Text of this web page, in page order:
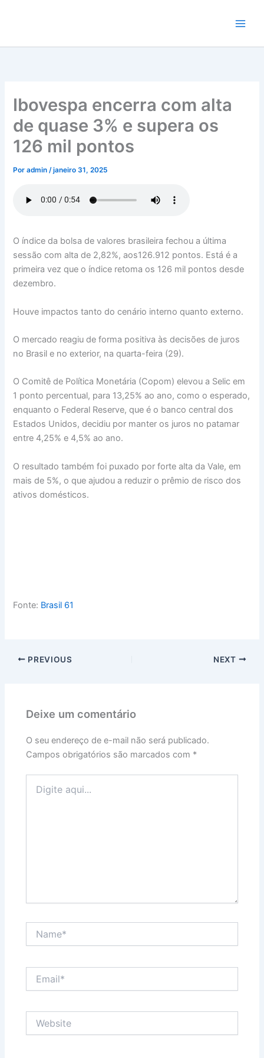
conteúdo
Ibovespa encerra com alta
de quase 3% e supera os
126 mil pontos
Poradmin/janeiro 31, 2025
O índice da bolsa de valores brasileira fechou a última
sessão com alta de 2,82%, aos126.912 pontos. Está é a
primeira vez que o índice retoma os 126 mil pontos desde
dezembro.
Houve impactos tanto do cenário interno quanto externo.
O mercado reagiu de forma positiva às decisões de juros
no Brasil e no exterior, na quarta-feira (29).
O Comitê de Política Monetária (Copom) elevou a Selic em
1 ponto percentual, para 13,25% ao ano, como o esperado,
enquanto o Federal Reserve, que é o banco central dos
Estados Unidos, decidiu por manter os juros no patamar
entre 4,25% e 4,5% ao ano.
O resultado também foi puxado por forte alta da Vale, em
mais de 5%, o que ajudou a reduzir o prêmio de risco dos
ativos domésticos.
Fonte: Brasil 61
PREVIOUS NEXT
Deixe um comentário
O seu endereço de e-mail não será publicado.
Campos obrigatórios são marcados com *
aqui...